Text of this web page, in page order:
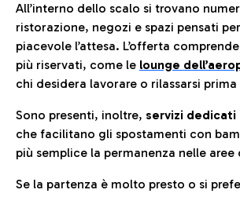
All’interno dello scalo si trovano
ristorazione, negozi e spazi pensati
piacevole l’attesa. L’offerta
più riservati, come le lounge
chi desidera lavorare o rilassarsi
Sono presenti, inoltre, servizi dedicati
che facilitano gli spostamenti con
più semplice la permanenza nelle aree
Se la partenza è molto presto o si